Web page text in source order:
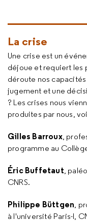
La crise
Une crise est un
déjoue et requiert les
déroute nos
jugement et une
? Les crises nous
produites par nous,
Gilles Barroux,
programme au
Éric Buffetaut,
CNRS.
Philippe Büttgen,
à l'université Paris-I,